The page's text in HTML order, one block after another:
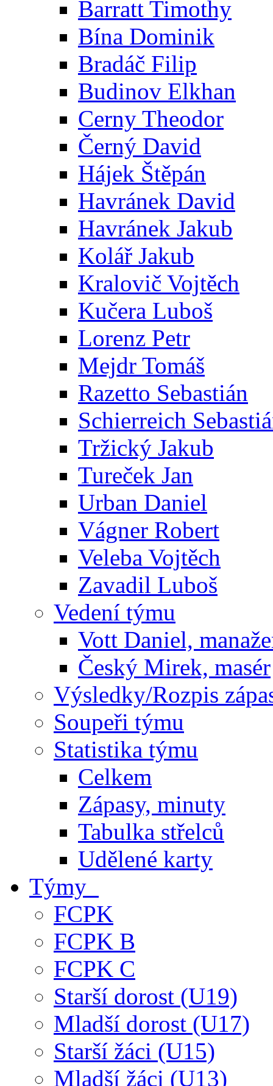
Barratt Timothy
Bína Dominik
Bradáč Filip
Budinov Elkhan
Cerny Theodor
Černý David
Hájek Štěpán
Havránek David
Havránek Jakub
Kolář Jakub
Kralovič Vojtěch
Kučera Luboš
Lorenz Petr
Mejdr Tomáš
Razetto Sebastián
Schierreich
Tržický Jakub
Tureček Jan
Urban Daniel
Vágner Robert
Veleba Vojtěch
Zavadil Luboš
Vedení týmu
Vott Daniel,
Český Mirek, masér
Výsledky/Rozpis
Soupeři týmu
Statistika týmu
Celkem
Zápasy, minuty
Tabulka střelců
Udělené karty
Týmy
FCPK
FCPK B
FCPK C
Starší dorost (U19)
Mladší dorost (U17)
Starší žáci (U15)
Mladší žáci (U13)